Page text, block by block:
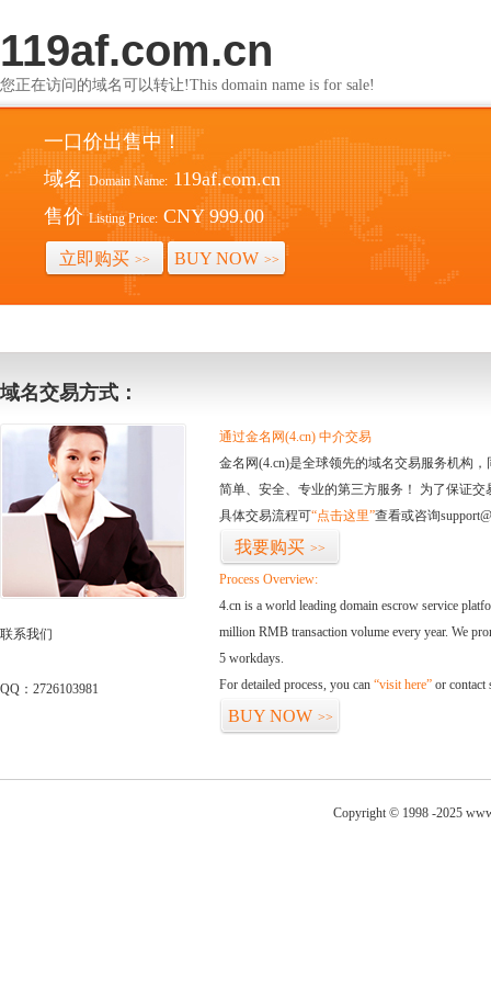
119af.com.cn
您正在访问的域名可以转让!This domain name is for sale!
一口价出售中！
域名 Domain Name: 119af.com.cn
售价 Listing Price: CNY 999.00
立即购买 >> BUY NOW >>
域名交易方式：
联系我们
QQ：2726103981
通过金名网(4.cn) 中介交易
金名网(4.cn)是全球领先的域名交易服务机构
简单、安全、专业的第三方服务！ 为了保证
具体交易流程可“点击这里”查看或咨询
我要购买 >>
Process Overview:
4.cn is a world leading domain escrow service
million RMB transaction volume every year. We
5 workdays.
For detailed process, you can “visit here” or contact
BUY NOW >>
Copyright © 1998 -2025